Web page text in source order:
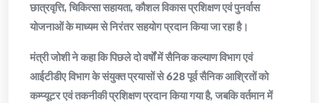
छात्रवृत्ति, चिकित्सा सहायता, कौशल विकास प्रशिक्षण एवं पुनर्वास
योजनाओं के माध्यम से निरंतर सहयोग प्रदान किया जा रहा है।
मंत्री जोशी ने कहा कि पिछले दो वर्षों में सैनिक कल्याण विभाग एवं
आईटीडीए विभाग के संयुक्त प्रयासों से 628 पूर्व सैनिक आश्रितों को
कम्प्यूटर एवं तकनीकी प्रशिक्षण प्रदान किया गया है, जबकि वर्तमान में